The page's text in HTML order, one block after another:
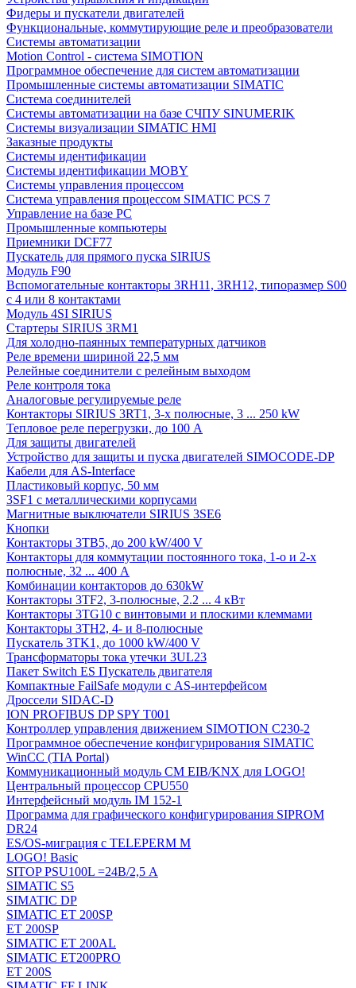
Фидеры и пускатели двигателей
Функциональные, коммутирующие реле и преобразователи
Системы автоматизации
Motion Control - система SIMOTION
Программное обеспечение для систем автоматизации
Промышленные системы автоматизации SIMATIC
Система соединителей
Системы автоматизации на базе СЧПУ SINUMERIK
Системы визуализации SIMATIC HMI
Заказные продукты
Системы идентификации
Системы идентификации MOBY
Системы управления процессом
Система управления процессом SIMATIC PCS 7
Управление на базе РС
Промышленные компьютеры
Приемники DCF77
Пускатель для прямого пуска SIRIUS
Модуль F90
Вспомогательные контакторы 3RH11, 3RH12, типоразмер S00
с 4 или 8 контактами
Модуль 4SI SIRIUS
Стартеры SIRIUS 3RM1
Для холодно-паянных температурных датчиков
Реле времени шириной 22,5 мм
Релейные соединители с релейным выходом
Реле контроля тока
Аналоговые регулируемые реле
Контакторы SIRIUS 3RT1, 3-х полюсные, 3 ... 250 kW
Тепловое реле перегрузки, до 100 A
Для защиты двигателей
Устройство для защиты и пуска двигателей SIMOCODE-DP
Кабели для AS-Interface
Пластиковый корпус, 50 мм
3SF1 с металлическими корпусами
Магнитные выключатели SIRIUS 3SE6
Кнопки
Контакторы 3TB5, до 200 kW/400 V
Контакторы для коммутации постоянного тока, 1-о и 2-х
полюсные, 32 ... 400 A
Комбинации контакторов до 630kW
Контакторы 3TF2, 3-полюсные, 2.2 ... 4 кВт
Контакторы 3TG10 c винтовыми и плоскими клеммами
Контакторы 3TH2, 4- и 8-полюсные
Пускатель 3TK1, до 1000 kW/400 V
Трансформаторы тока утечки 3UL23
Пакет Switch ES Пускатель двигателя
Компактные FailSafe модули с AS-интерфейсом
Дроссели SIDAC-D
ION PROFIBUS DP SPY T001
Контроллер управления движением SIMOTION C230-2
Программное обеспечение конфигурирования SIMATIC
WinCC (TIA Portal)
Коммуникационный модуль CM EIB/KNX для LOGO!
Центральный процессор CPU550
Интерфейсный модуль IM 152-1
Программа для графического конфигурирования SIPROM
DR24
ES/OS-миграция с TELEPERM M
LOGO! Basic
SITOP PSU100L =24В/2,5 A
SIMATIC S5
SIMATIC DP
SIMATIC ET 200SP
ET 200SP
SIMATIC ET 200AL
SIMATIC ET200PRO
ET 200S